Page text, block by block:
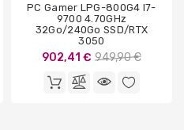
PC Gamer LPG-800G4 I7-
9700 4.70GHz
32Go/240Go SSD/RTX
3050
902,41 € Prix
base
949,90 €